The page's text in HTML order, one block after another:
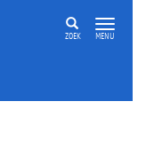
ZOEK MENU